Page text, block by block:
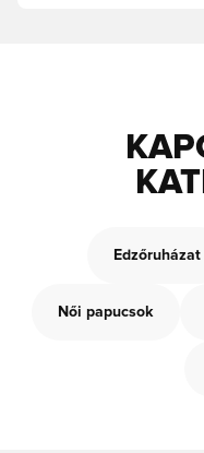
Edzőruházat
Női papucsok